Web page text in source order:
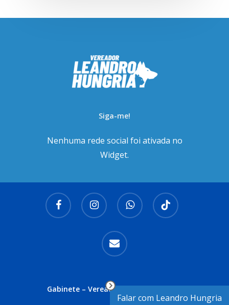
Siga-me!
Nenhuma rede social foi ativada no
Widget.
facebook instagram whatsapp tiktok
email
Gabinete – Vereador Leandro Hungria
Falar com Leandro Hungria